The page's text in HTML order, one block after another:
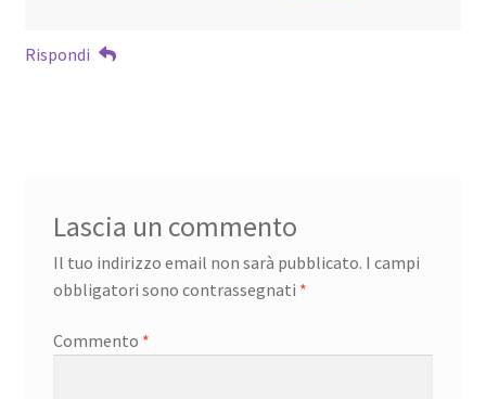
Rispondi
Lascia un commento
Il tuo indirizzo email non sarà pubblicato. I campi
obbligatori sono contrassegnati *
Commento *